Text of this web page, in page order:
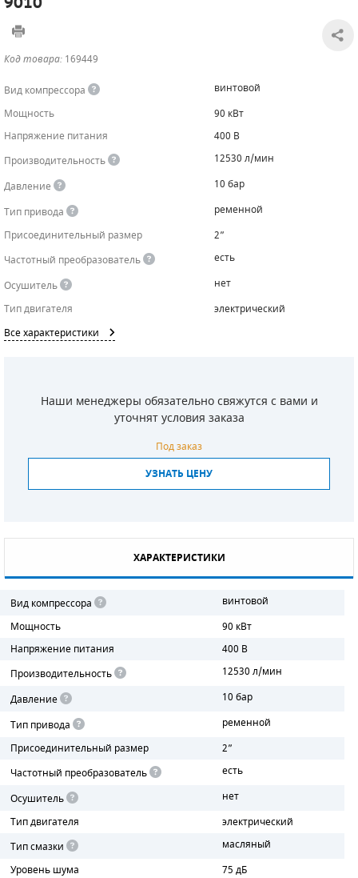
Код товара: 169449
Вид компрессора
винтовой
Мощность
90 кВт
Напряжение питания
400 В
Производительность
12530 л/мин
Давление
10 бар
Тип привода
ременной
Присоединительный размер
2”
Частотный преобразователь
есть
Осушитель
нет
Тип двигателя
электрический
Все характеристики
Наши менеджеры обязательно свяжутся с вами и
уточнят условия заказа
Под заказ
УЗНАТЬ ЦЕНУ
ХАРАКТЕРИСТИКИ
Вид компрессора
винтовой
Мощность
90 кВт
Напряжение питания
400 В
Производительность
12530 л/мин
Давление
10 бар
Тип привода
ременной
Присоединительный размер
2”
Частотный преобразователь
есть
Осушитель
нет
Тип двигателя
электрический
Тип смазки
масляный
Уровень шума
75 дБ
САДОВАЯ ТЕХНИКА
ЧИЛЛЕРЫ
КАНАЛИЗАЦИОННЫЕ НАСОСЫ
БЕНЗИНОВЫЕ МОТОПОМПЫ
ТАЛИ И ТЕЛЬФЕРЫ
ОСВЕТИТЕЛЬНЫЕ МАЧТЫ
КОНТРОЛЛЕРЫ (БЛОКИ УПРАВЛЕНИЯ)
ПРЕДОХРАНИТЕЛЬНЫЕ КЛАПАНЫ
ОБРАТНЫЕ КЛАПАНЫ
РЕЛЕ ДАВЛЕНИЯ ДЛЯ ДЛЯ КОМПРЕССОРОВ
ДАТЧИКИ
РУКАВА ВЫСОКОГО ДАВЛЕНИЯ (РВД)
ЗАПЧАСТИ ДЛЯ ВИНТОВЫХ КОМПРЕССОРОВ
ФИЛЬТРОВ
ДИЗЕЛЬНЫЕ ДВИГАТЕЛИ
ДЕТАЛИ ДВС
ФИЛЬТРЫ ТОПЛИВНЫЕ
МОТОРНОЕ МАСЛО
РАДИАТОРЫ
ПОРШНЕВЫЕ БЛОКИ
ДЕТАЛИ СПИРАЛЬНЫХ КОМПРЕССОРОВ
ДЕТАЛИ НАСОСНОЙ ЧАСТИ